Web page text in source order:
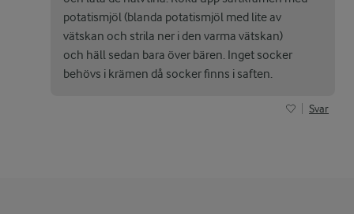
potatismjöl (blanda potatismjöl med lite av
vätskan och strila ner i den varma vätskan)
och häll sedan bara över bären. Inget socker
behövs i krämen då socker finns i saften.
Svar